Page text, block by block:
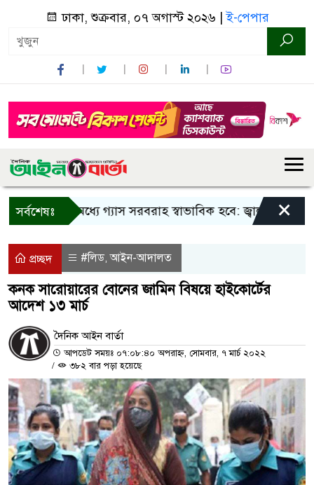
ঢাকা, শুক্রবার, ০৭ অগাস্ট ২০২৬ |ই-পেপার
সর্বশেষঃ
তিন দিনের মধ্যে গ্যাস সরবরাহ স্বাভাবিক হবে: জ্বালানি মন্ত্রী×
প্রচ্ছদ #লিড,আইন-আদালত
কনক সারোয়ারের বোনের জামিন বিষয়ে হাইকোর্টের
আদেশ ১৩ মার্চ
দৈনিক আইন বার্তা
আপডেট সময়ঃ ০৭:০৮:৪০ অপরাহ্ন, সোমবার, ৭ মার্চ ২০২২
/
৩৮২ বার পড়া হয়েছে